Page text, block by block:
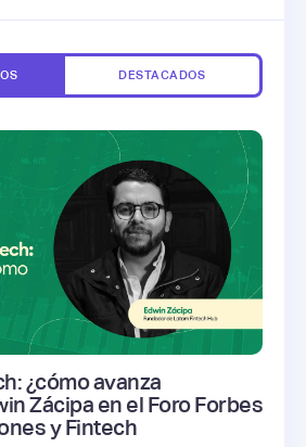
DESTACADOS
¿cómo avanza
Zácipa en el Foro Forbes
y Fintech